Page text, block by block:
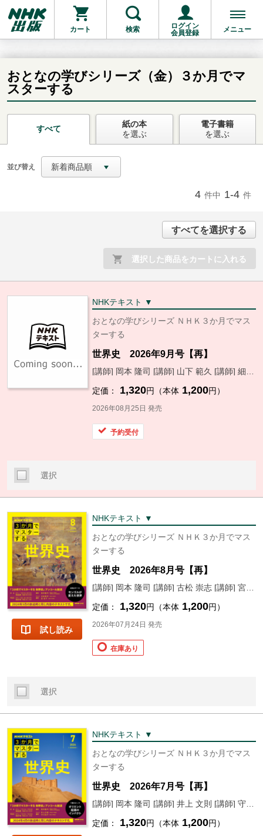
カート 検索
ログイン
会員登録
メニュー
お支払いに進む
おとなの学びシリーズ（金）３か月でマ
スターする
すべて
紙の本
を選ぶ
電子書籍
を選ぶ
並び替え 新着商品順
4 件中 1-4 件
すべてを選択する
選択した商品をカートに入れる
NHKテキスト ▼
おとなの学びシリーズ ＮＨＫ３か月でマス
ターする
世界史 2026年9月号【再】
定価： 1,320円（本体 1,200円）
2026年08月25日 発売
予約受付
選択
試し読み
NHKテキスト ▼
おとなの学びシリーズ ＮＨＫ３か月でマス
ターする
世界史 2026年8月号【再】
定価： 1,320円（本体 1,200円）
2026年07月24日 発売
在庫あり
選択
NHKテキスト ▼
おとなの学びシリーズ ＮＨＫ３か月でマス
ターする
世界史 2026年7月号【再】
定価： 1,320円（本体 1,200円）